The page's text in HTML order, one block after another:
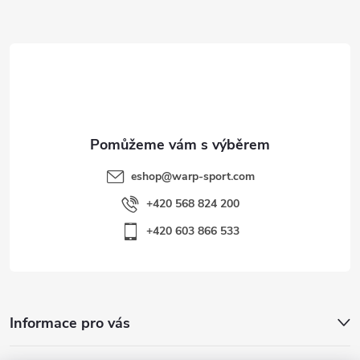
eshop@warp-sport.com
+420 568 824 200
+420 603 866 533
Informace pro vás